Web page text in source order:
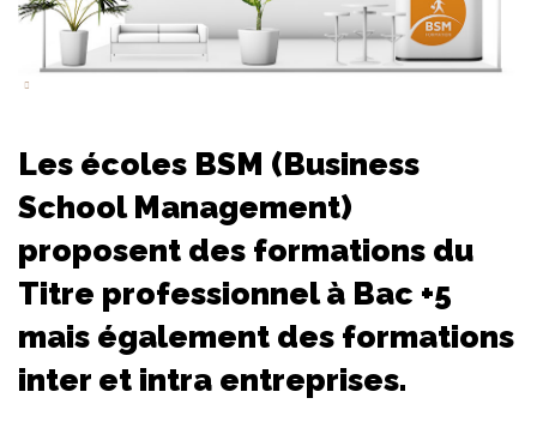
Les écoles BSM (Business
School Management)
proposent des formations du
Titre professionnel à Bac +5
mais également des formations
inter et intra entreprises.